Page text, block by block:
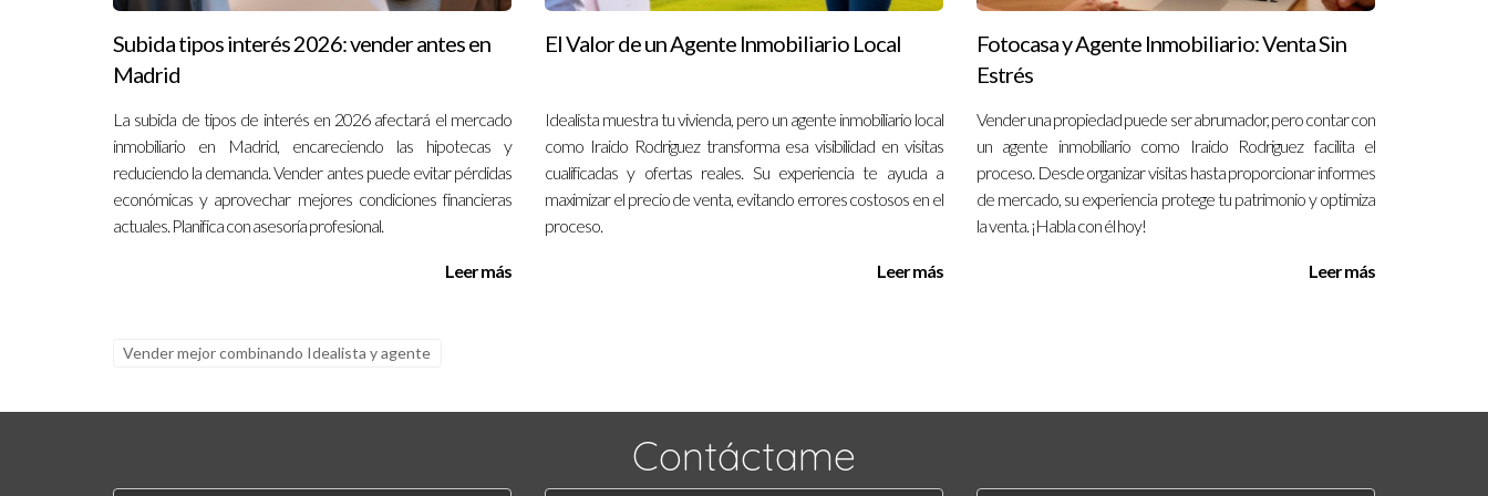
Subida tipos interés 2026: vender antes en
Madrid
La subida de tipos de interés en 2026 afectará el mercado
inmobiliario en Madrid, encareciendo las hipotecas y
reduciendo la demanda. Vender antes puede evitar pérdidas
económicas y aprovechar mejores condiciones financieras
actuales. Planifica con asesoría profesional.
Leer más
El Valor de un Agente Inmobiliario Local
Idealista muestra tu vivienda, pero un agente inmobiliario local
como Iraido Rodriguez transforma esa visibilidad en visitas
cualificadas y ofertas reales. Su experiencia te ayuda a
maximizar el precio de venta, evitando errores costosos en el
proceso.
Leer más
Fotocasa y Agente Inmobiliario: Venta Sin
Estrés
Vender una propiedad puede ser abrumador, pero contar con
un agente inmobiliario como Iraido Rodriguez facilita el
proceso. Desde organizar visitas hasta proporcionar informes
de mercado, su experiencia protege tu patrimonio y optimiza
la venta. ¡Habla con él hoy!
Leer más
Vender mejor combinando Idealista y agente
Contáctame